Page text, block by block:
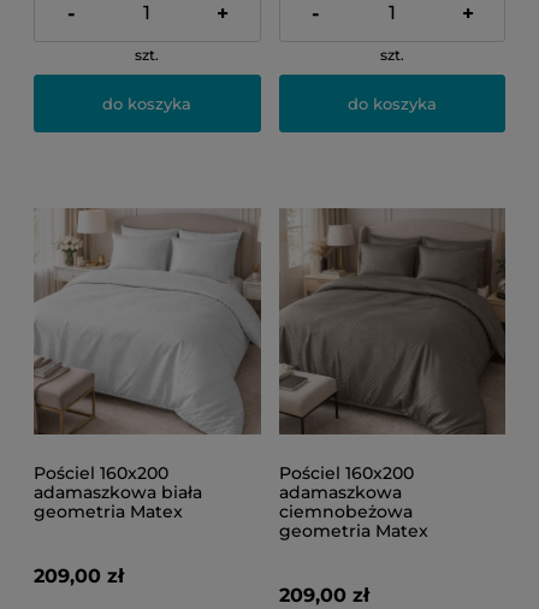
- +
szt.
do koszyka
- +
szt.
do koszyka
Pościel 160x200
adamaszkowa biała
geometria Matex
209,00 zł
Pościel 160x200
adamaszkowa
ciemnobeżowa
geometria Matex
209,00 zł